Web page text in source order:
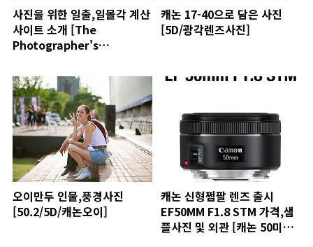
사진을 위한 일출,일몰각 계산
사이트 소개 [The
Photographer's
캐논 17-40으로 담은 사진
[5D/광각렌즈사진]
오이만두 인물,풍경사진
[50.2/5D/캐논오이]
캐논 신형쩜팔 렌즈 출시
EF50MM F1.8 STM 가격,샘
플사진 및 외관 [캐논 50미리